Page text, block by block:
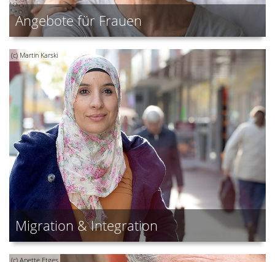
Angebote für Frauen
(c) Martin Karski
Migration & Integration
(c) Anette Etges